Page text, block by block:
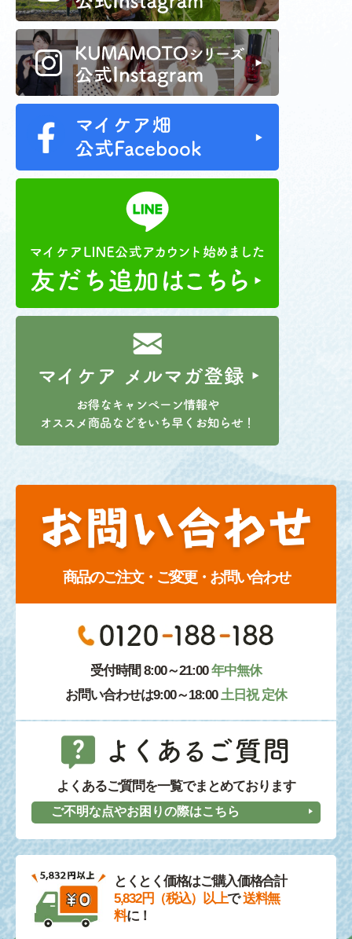
商品のご注文・ご変更・お問い合わせ
受付時間 8:00～21:00年中無休
お問い合わせは9:00～18:00 土日祝 定休
よくあるご質問を一覧でまとめております
ご不明な点やお困りの際はこちら
とくとく価格はご購入価格合計
5,832円（税込）以上で送料無
料に！